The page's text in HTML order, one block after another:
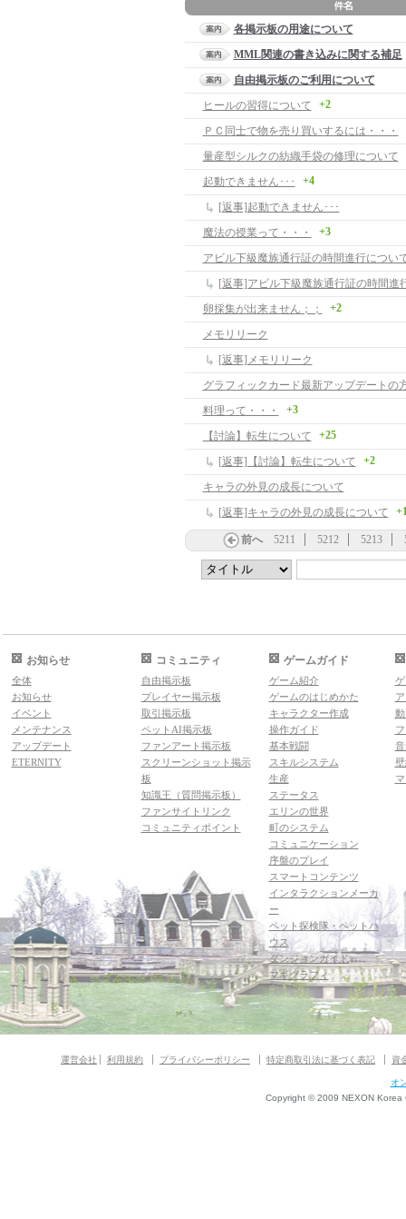
各掲示板の用途について
MML関連の書き込みに関する補足
自由掲示板のご利用について
ヒールの習得について
+2
ＰＣ同士で物を売り買いするには・・・
量産型シルクの紡織手袋の修理について
起動できません･･･ +4
[返事]起動できません･･･
魔法の授業って・・・
+3
アビル下級魔族通行証の時間進行につい
[返事]アビル下級魔族通行証の時間進
卵採集が出来ません；；
+2
メモリリーク
[返事]メモリリーク
料理って・・・ +3
【討論】転生について +25
[返事]【討論】転生について +2
キャラの外見の成長について
[返事]キャラの外見の成長について
前へ 5211 5212 5213
お知らせ
全体
お知らせ
イベント
メンテナンス
アップデート
ETERNITY
コミュニティ
自由掲示板
プレイヤー掲示板
取引掲示板
ペットAI掲示板
ファンアート掲示板
スクリーンショット掲示
板
知識王（質問掲示板）
ファンサイトリンク
コミュニティポイント
ゲームガイド
ゲーム紹介
ゲームのはじめかた
キャラクター作成
操作ガイド
基本戦闘
スキルシステム
生産
ステータス
エリンの世界
町のシステム
コミュニケーション
序盤のプレイ
スマートコンテンツ
インタラクションメーカ
ー
ペット探検隊・ペットハ
ウス
ダンジョンガイド
マギグラフィ
運営会社 利用規約 プライバシーポリシー 特定商取引法に基づく表記 資
オ
Copyright © 2009 NEXON Korea